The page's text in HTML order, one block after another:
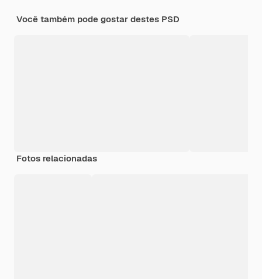
Você também pode gostar destes PSD
Fotos relacionadas